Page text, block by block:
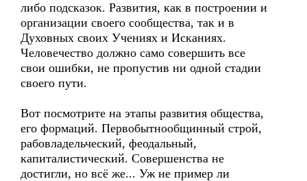
либо подсказок. Развития, как в построении и
организации своего сообщества, так и в
Духовных своих Учениях и Исканиях.
Человечество должно само совершить все
свои ошибки, не пропустив ни одной стадии
своего пути.
Вот посмотрите на этапы развития общества,
его формаций. Первобытнообщинный строй,
рабовладельческий, феодальный,
капиталистический. Совершенства не
достигли, но всё же... Уж не пример ли